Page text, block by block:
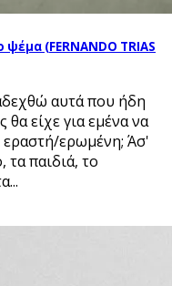
(FERNANDO TRIAS
αυτά που ήδη
θα είχε για εμένα να
εραστή/ερωμένη; Άσ'
τα παιδιά, το